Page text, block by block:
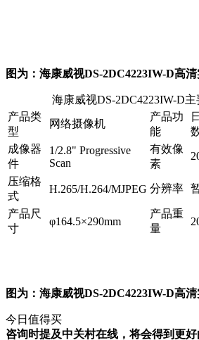
图为：海康威视DS-2DC4223IW-D高清
海康威视DS-2DC4223IW-D主
产品类
型
网络摄像机
产品功
能
成像器
件
1/2.8" Progressive
Scan
有效像
素
压缩格
式
H.265/H.264/MJPEG 分辨率
产品尺
寸
φ164.5×290mm
产品重
量
图为：海康威视DS-2DC4223IW-D高清
今日值得买
咨询时提及中关村在线，将会得到更